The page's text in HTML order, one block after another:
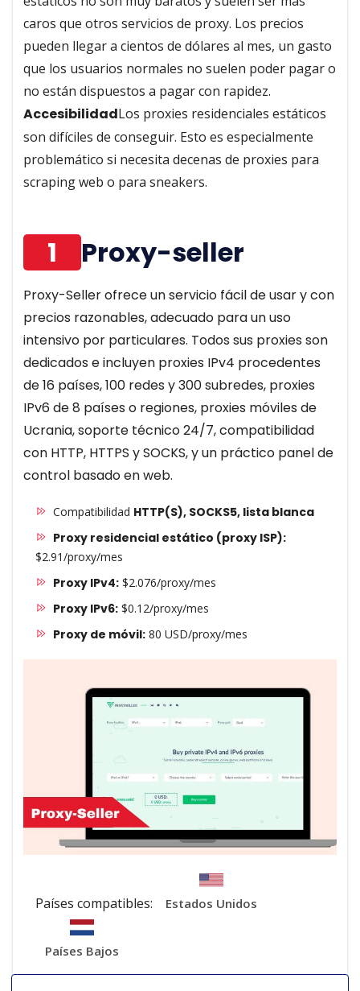
caros que otros servicios de proxy. Los precios
pueden llegar a cientos de dólares al mes, un gasto
que los usuarios normales no suelen poder pagar o
no están dispuestos a pagar con rapidez.
AccesibilidadLos proxies residenciales estáticos
son difíciles de conseguir. Esto es especialmente
problemático si necesita decenas de proxies para
scraping web o para sneakers.
1 Proxy-seller
Proxy-Seller ofrece un servicio fácil de usar y con
precios razonables, adecuado para un uso
intensivo por particulares. Todos sus proxies son
dedicados e incluyen proxies IPv4 procedentes
de 16 países, 100 redes y 300 subredes, proxies
IPv6 de 8 países o regiones, proxies móviles de
Ucrania, soporte técnico 24/7, compatibilidad
con HTTP, HTTPS y SOCKS, y un práctico panel de
control basado en web.
Compatibilidad HTTP(S), SOCKS5, lista blanca
Proxy residencial estático (proxy ISP):
$2.91/proxy/mes
Proxy IPv4:$2.076/proxy/mes
Proxy IPv6:$0.12/proxy/mes
Proxy de móvil:80 USD/proxy/mes
Países compatibles: Estados Unidos
Países Bajos